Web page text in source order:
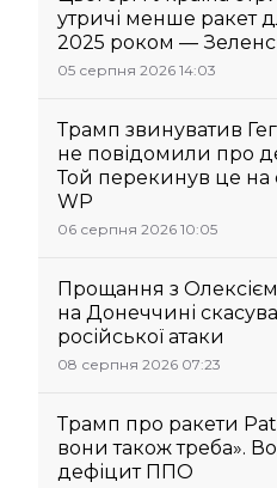
утричі менше ракет
2025 роком —
05 серпня 2026 14:03
Трамп звинуватив
не повідомили про
Той перекинув це на
WP
06 серпня 2026 10:05
Прощання з
на Донеччині
російської атаки
08 серпня 2026 07:23
Трамп про ракети
вони також треба».
дефіцит ППО